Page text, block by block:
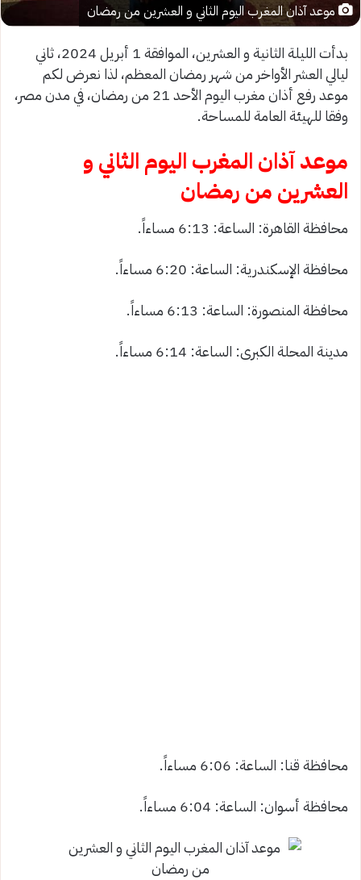
موعد آذان المغرب اليوم الثاني و العشرين من رمضان
بدأت الليلة الثانية و العشرين، الموافقة 1 أبريل 2024، ثاني
ليالي العشر الأواخر من شهر رمضان المعظم، لذا نعرض لكم
موعد رفع أذان مغرب اليوم الأحد 21 من رمضان، في مدن مصر،
وفقا للهيئة العامة للمساحة.
موعد آذان المغرب اليوم الثاني و
العشرين من رمضان
محافظة القاهرة: الساعة: 6:13 مساءاً.
محافظة الإسكندرية: الساعة: 6:20 مساءاً.
محافظة المنصورة: الساعة: 6:13 مساءاً.
مدينة المحلة الكبرى: الساعة: 6:14 مساءاً.
محافظة قنا: الساعة: 6:06 مساءاً.
محافظة أسوان: الساعة: 6:04 مساءاً.